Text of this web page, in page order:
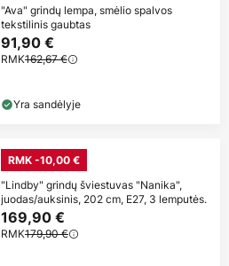
"Ava" grindų lempa, smėlio spalvos
tekstilinis gaubtas
91,90 €
RMK162,67 €
Yra sandėlyje
RMK -10,00 €
"Lindby" grindų šviestuvas "Nanika",
juodas/auksinis, 202 cm, E27, 3 lemputės.
169,90 €
RMK179,90 €